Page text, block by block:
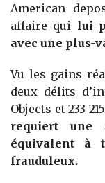
American
affaire qui lui
avec une plus-
Vu les gains
deux délits
Objects et 233
requiert une
équivalent à
frauduleux.